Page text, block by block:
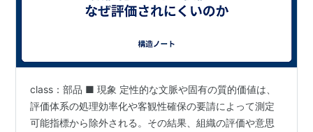
class：部品 ■ 現象 定性的な文脈や固有の質的価値は、
評価体系の処理効率化や客観性確保の要請によって測定
可能指標から除外される。その結果、組織の評価や意思